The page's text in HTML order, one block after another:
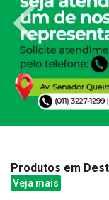
Produtos em
Veja mais